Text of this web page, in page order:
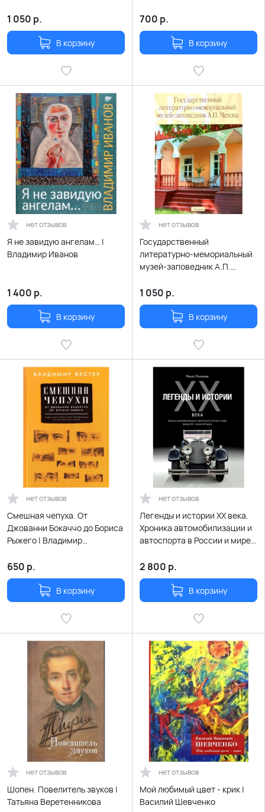
1 050 р.
В корзину
700 р.
В корзину
нет отзывов
Я не завидую ангелам… |
Владимир Иванов
1 400 р.
В корзину
нет отзывов
Государственный
литературно-мемориальный
музей-заповедник А.П.
1 050 р.
В корзину
нет отзывов
Смешная чепуха. От
Джованни Бокаччо до Бориса
Рыжего | Владимир
650 р.
В корзину
нет отзывов
Легенды и истории ХХ века.
Хроника автомобилизации и
автоспорта в России и мире
Поляков Ренат
2 800 р.
В корзину
нет отзывов
Шопен. Повелитель звуков |
Татьяна Веретенникова
нет отзывов
Мой любимый цвет - крик |
Василий Шевченко